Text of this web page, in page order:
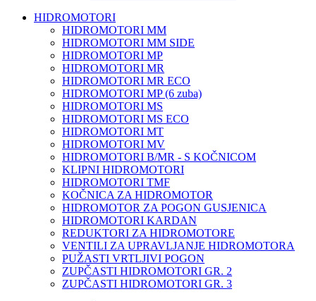
HIDROMOTORI
HIDROMOTORI MM
HIDROMOTORI MM SIDE
HIDROMOTORI MP
HIDROMOTORI MR
HIDROMOTORI MR ECO
HIDROMOTORI MP (6 zuba)
HIDROMOTORI MS
HIDROMOTORI MS ECO
HIDROMOTORI MT
HIDROMOTORI MV
HIDROMOTORI B/MR - S KOČNICOM
KLIPNI HIDROMOTORI
HIDROMOTORI TMF
KOČNICA ZA HIDROMOTOR
HIDROMOTOR ZA POGON GUSJENICA
HIDROMOTORI KARDAN
REDUKTORI ZA HIDROMOTORE
VENTILI ZA UPRAVLJANJE HIDROMOTORA
PUŽASTI VRTLJIVI POGON
ZUPČASTI HIDROMOTORI GR. 2
ZUPČASTI HIDROMOTORI GR. 3